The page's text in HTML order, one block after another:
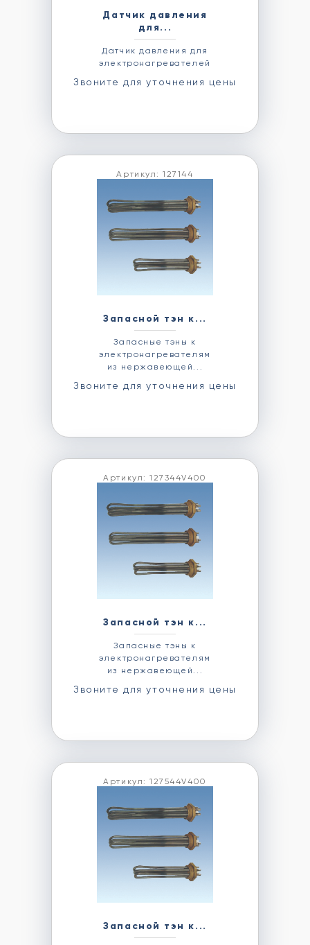
Датчик давления
для...
Датчик давления для
электронагревателей
Звоните для уточнения цены
Артикул: 127144
Запасной тэн к...
Запасные тэны к
электронагревателям
из нержавеющей...
Звоните для уточнения цены
Артикул: 127344V400
Запасной тэн к...
Запасные тэны к
электронагревателям
из нержавеющей...
Звоните для уточнения цены
Артикул: 127544V400
Запасной тэн к...